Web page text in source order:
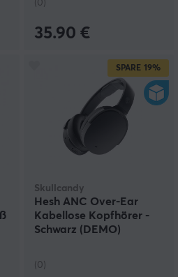
(0)
35.90 €
SPARE 19%
Skullcandy
Hesh ANC Over-Ear
Kabellose Kopfhörer -
Schwarz (DEMO)
(0)